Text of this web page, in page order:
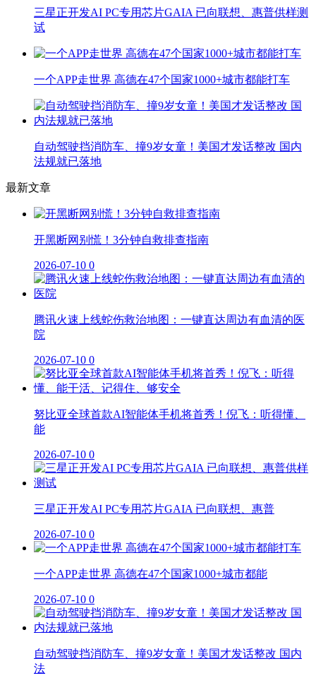
三星正开发AI PC专用芯片GAIA 已向联想、惠普供样测
试
一个APP走世界 高德在47个国家1000+城市都能打车
自动驾驶挡消防车、撞9岁女童！美国才发话整改 国内
法规就已落地
最新文章
开黑断网别慌！3分钟自救排查指南
2026-07-10 0
腾讯火速上线蛇伤救治地图：一键直达周边有血清的医
院
2026-07-10 0
努比亚全球首款AI智能体手机将首秀！倪飞：听得懂、
能
2026-07-10 0
三星正开发AI PC专用芯片GAIA 已向联想、惠普
2026-07-10 0
一个APP走世界 高德在47个国家1000+城市都能
2026-07-10 0
自动驾驶挡消防车、撞9岁女童！美国才发话整改 国内
法